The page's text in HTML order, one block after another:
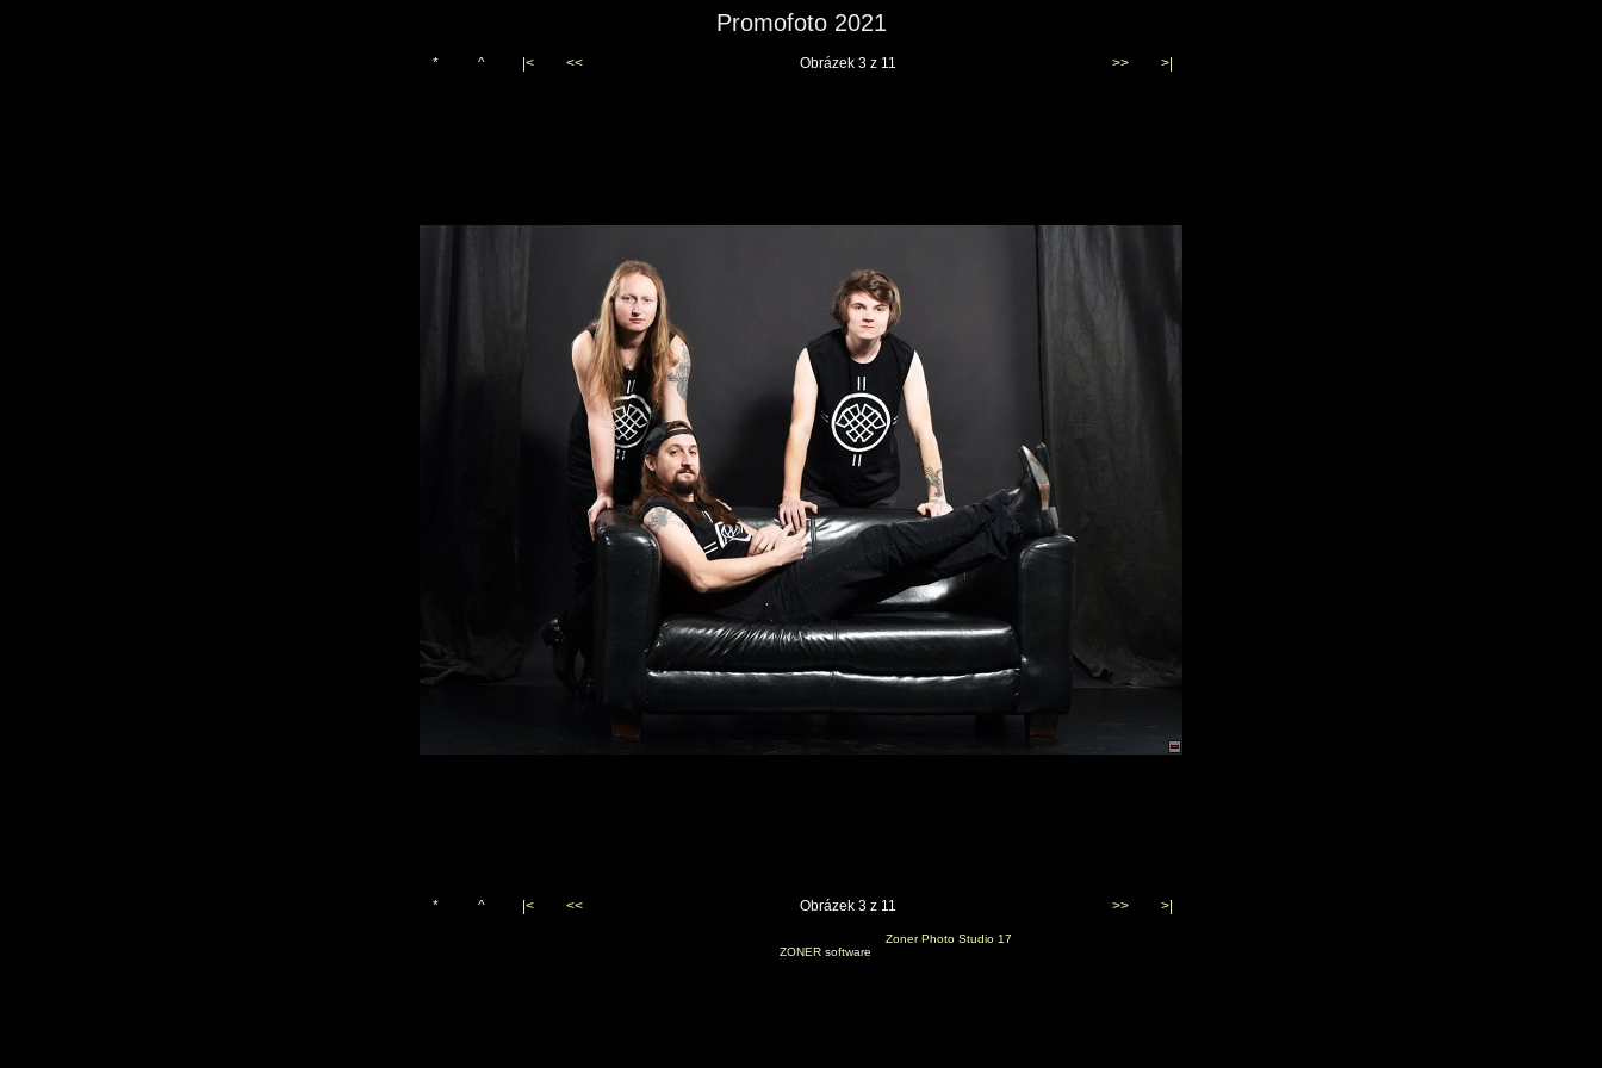
Promofoto 2021
* ^ |< << Obrázek 3 z 11 >> >|
* ^ |< << Obrázek 3 z 11 >> >|
Zoner Photo Studio 17
ZONER software